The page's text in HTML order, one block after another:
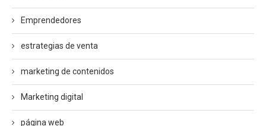
Emprendedores
estrategias de venta
marketing de contenidos
Marketing digital
página web